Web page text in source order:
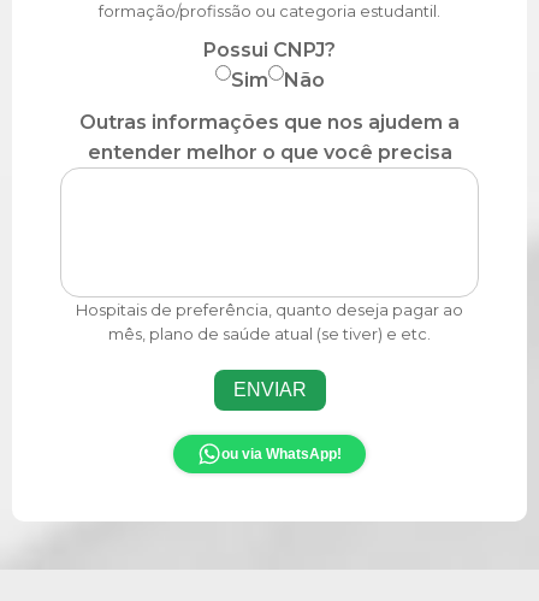
formação/profissão ou categoria estudantil.
Possui CNPJ?
Sim
Não
Outras informações que nos ajudem a
entender melhor o que você precisa
Hospitais de preferência, quanto deseja pagar ao
mês, plano de saúde atual (se tiver) e etc.
ENVIAR
ou via WhatsApp!